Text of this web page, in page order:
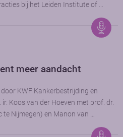
bij het Leiden Institute of …
meer aandacht
KWF Kankerbestrijding en
Koos van der Hoeven met prof. dr.
te Nijmegen) en Manon van …